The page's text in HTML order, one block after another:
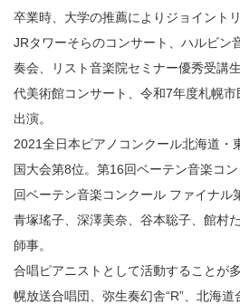
卒業時、大学の推薦によりジョイント
JRタワーそらのコンサート、ハルビン
奏会、リスト音楽院セミナー優秀受講
代美術館コンサート、令和7年度札幌
出演。
2021全日本ピアノコンクール北海道・
国大会第8位。第16回ベーテン音楽コ
回ベーテン音楽コンクール ファイナル
青塚瑤子、深澤美奈、谷本聡子、館村
師事。
合唱ピアニストとして活動することが
幌放送合唱団、弥生奏幻舎“R”、北海